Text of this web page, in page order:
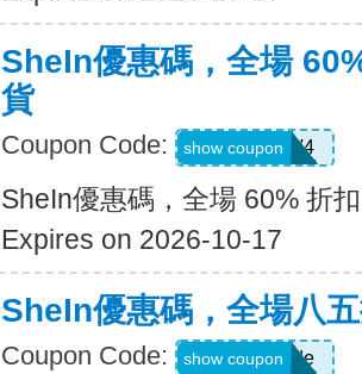
SheIn優惠碼，全場
貨
Coupon Code: LS8V4
show coupon
SheIn優惠碼，全場 60% 折
Expires on 2026-10-17
SheIn優惠碼，全場八
Coupon Code: Show Code
show coupon